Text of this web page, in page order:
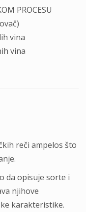
PROCESU
vina
vina
reči ampelos što
da opisuje sorte i
njihove
karakteristike.